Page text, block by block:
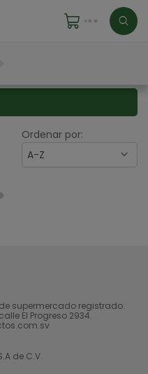
Ordenar por:
A-Z
supermercado registrado.
El Progreso 2934.
de C.V.